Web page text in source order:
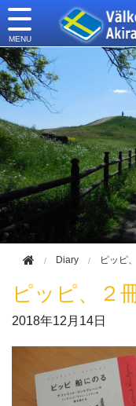
Diary ピッピ
ピッピ、２
2018年12月14日